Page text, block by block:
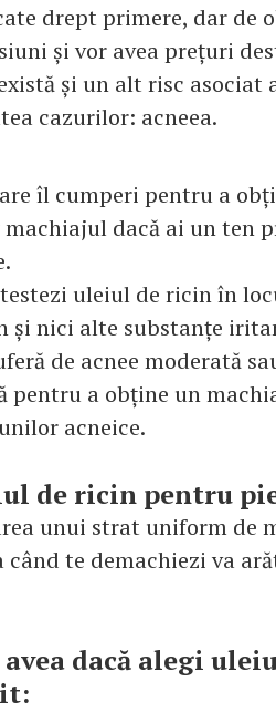
drept primere, dar de
și vor avea prețuri
și un alt risc asociat
cazurilor: acneea.
îl cumperi pentru a
dacă ai un ten
uleiul de ricin în
și nici alte substanțe
de acnee moderată
pentru a obține un
acneice.
de ricin pentru
unui strat uniform de
când te demachiezi va
dacă alegi